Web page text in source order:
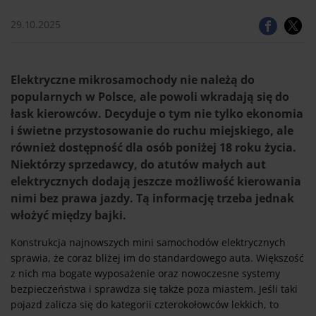
29.10.2025
Elektryczne mikrosamochody nie należą do
popularnych w Polsce, ale powoli wkradają się do
łask kierowców. Decyduje o tym nie tylko ekonomia
i świetne przystosowanie do ruchu miejskiego, ale
również dostępność dla osób poniżej 18 roku życia.
Niektórzy sprzedawcy, do atutów małych aut
elektrycznych dodają jeszcze możliwość kierowania
nimi bez prawa jazdy. Tą informację trzeba jednak
włożyć między bajki.
Konstrukcja najnowszych mini samochodów elektrycznych
sprawia, że coraz bliżej im do standardowego auta. Większość
z nich ma bogate wyposażenie oraz nowoczesne systemy
bezpieczeństwa i sprawdza się także poza miastem. Jeśli taki
pojazd zalicza się do kategorii czterokołowców lekkich, to